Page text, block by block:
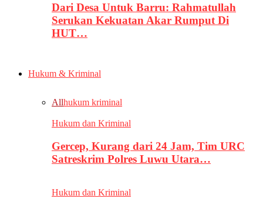
Dari Desa Untuk Barru: Rahmatullah
Serukan Kekuatan Akar Rumput Di
HUT…
Hukum & Kriminal
Allhukum kriminal
Hukum dan Kriminal
Gercep, Kurang dari 24 Jam, Tim URC
Satreskrim Polres Luwu Utara…
Hukum dan Kriminal